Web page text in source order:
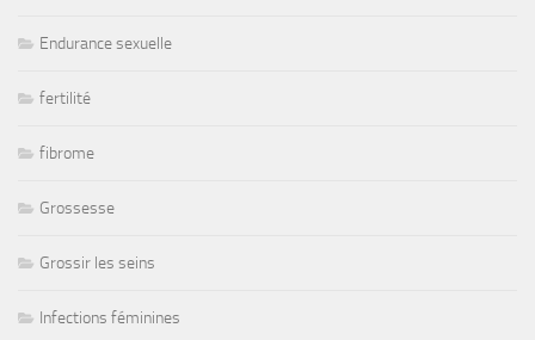
Endurance sexuelle
fertilité
fibrome
Grossesse
Grossir les seins
Infections féminines